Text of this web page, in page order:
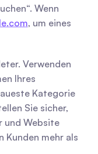
Wenn
, um eines
Verwenden
Ihres
Kategorie
Sie sicher,
und Website
mehr als